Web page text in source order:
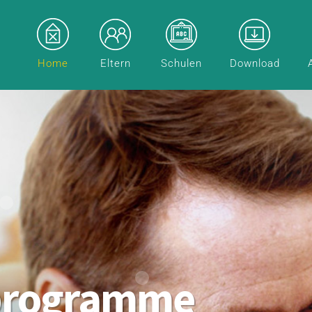
Home Eltern Schulen Download